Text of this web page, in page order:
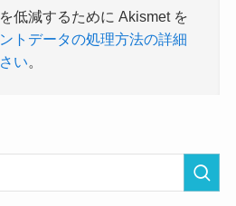
低減するために Akismet を
トデータの処理方法の詳細
い。